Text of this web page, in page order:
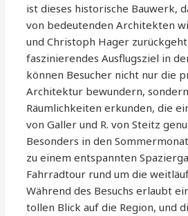
ist dieses historische Bauwerk,
von bedeutenden Architekten
und Christoph Hager
faszinierendes Ausflugsziel in
können Besucher nicht nur die
Architektur bewundern,
Räumlichkeiten erkunden, die
von Galler und R. von Steitz
Besonders in den
zu einem entspannten
Fahrradtour rund um die
Während des Besuchs erlaubt
tollen Blick auf die Region, und